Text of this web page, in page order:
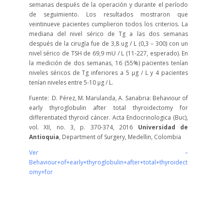
semanas después de la operación y durante el período
de seguimiento. Los resultados mostraron que
veintinueve pacientes cumplieron todos los criterios. La
mediana del nivel sérico de Tg a las dos semanas
después de la cirugía fue de 3,8 ug / L (0,3 – 300) con un
nivel sérico de TSH de 69,9 mU / L (11-227, esperado). En
la medición de dos semanas, 16 (55%) pacientes tenían
niveles séricos de Tg inferiores a 5 μg / L y 4 pacientes
tenían niveles entre 5-10 μg / L.
Fuente: D. Pérez, M. Marulanda, A. Sanabria: Behaviour of
early thyroglobulin after total thyroidectomy for
differentiated thyroid cáncer. Acta Endocrinologica (Buc),
vol. XII, no. 3, p. 370-374, 2016 Universidad de
Antioquia, Department of Surgery, Medellin, Colombia
Ver –
Behaviour+of+early+thyroglobulin+after+total+thyroidect
omy+for